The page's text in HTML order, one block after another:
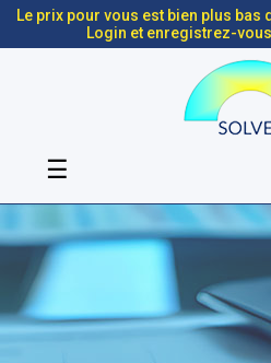
Le prix pour vous est bien plus
Login et enregistrez-
Basculer
navigation
☰